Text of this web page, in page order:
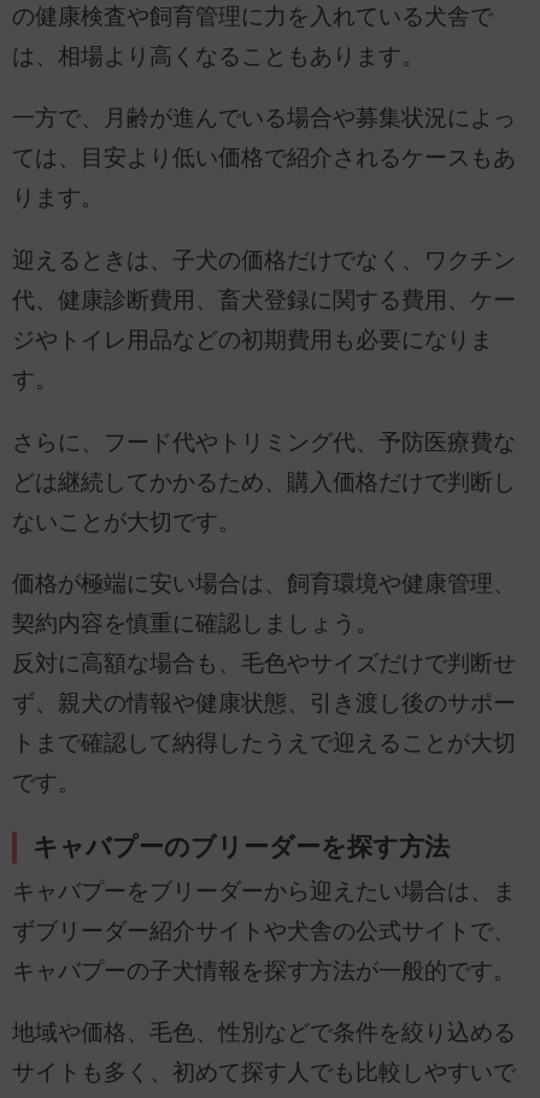
の健康検査や飼育管理に力を入れている犬舎で
は、相場より高くなることもあります。
一方で、月齢が進んでいる場合や募集状況によっ
ては、目安より低い価格で紹介されるケースもあ
ります。
迎えるときは、子犬の価格だけでなく、ワクチン
代、健康診断費用、畜犬登録に関する費用、ケー
ジやトイレ用品などの初期費用も必要になりま
す。
さらに、フード代やトリミング代、予防医療費な
どは継続してかかるため、購入価格だけで判断し
ないことが大切です。
価格が極端に安い場合は、飼育環境や健康管理、
契約内容を慎重に確認しましょう。
反対に高額な場合も、毛色やサイズだけで判断せ
ず、親犬の情報や健康状態、引き渡し後のサポー
トまで確認して納得したうえで迎えることが大切
です。
キャバプーのブリーダーを探す方法
キャバプーをブリーダーから迎えたい場合は、ま
ずブリーダー紹介サイトや犬舎の公式サイトで、
キャバプーの子犬情報を探す方法が一般的です。
地域や価格、毛色、性別などで条件を絞り込める
サイトも多く、初めて探す人でも比較しやすいで